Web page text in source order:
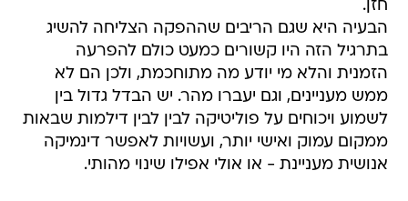
חזן.
הבעיה היא שגם הריבים שההפקה הצליחה להשיג
בתרגיל הזה היו קשורים כמעט כולם להפרעה
הזמנית והלא מי יודע מה מתוחכמת, ולכן הם לא
ממש מעניינים, וגם יעברו מהר. יש הבדל גדול בין
לשמוע ויכוחים על פוליטיקה לבין לבין דילמות שבאות
ממקום עמוק ואישי יותר, ועשויות לאפשר דינמיקה
אנושית מעניינת - או אולי אפילו שינוי מהותי.